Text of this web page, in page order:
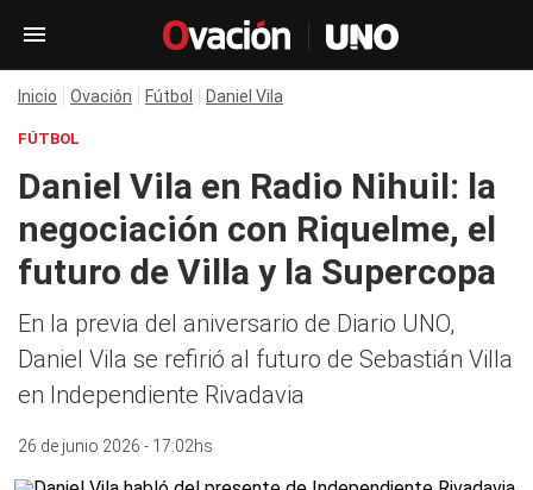
Inicio Ovación Fútbol Daniel Vila
FÚTBOL
Daniel Vila en Radio Nihuil: la
negociación con Riquelme, el
futuro de Villa y la Supercopa
En la previa del aniversario de Diario UNO,
Daniel Vila se refirió al futuro de Sebastián Villa
en Independiente Rivadavia
26 de junio 2026 - 17:02hs